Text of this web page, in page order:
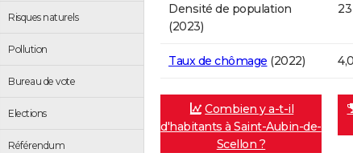
Risques naturels
Pollution
Bureau de vote
Elections
Référendum
Densité de population
(2023)
Taux de chômage (2022)
Combien y a-t-il
d'habitants à Saint-Aubin-de-
Scellon ?